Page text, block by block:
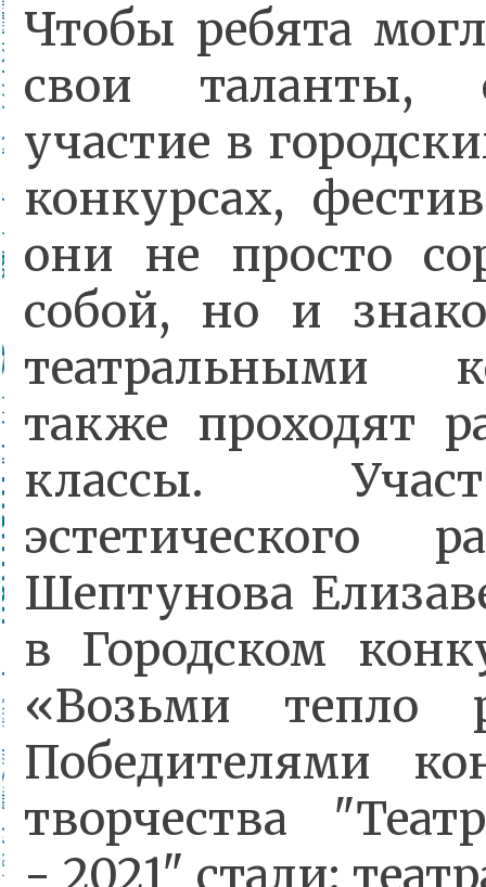
Чтобы ребята
свои таланты,
участие в
конкурсах,
они не просто
собой, но и
театральными
также проходят
классы.
эстетического
Шептунова
в Городском
«Возьми тепло
Победителями
творчества
- 2021" стали: